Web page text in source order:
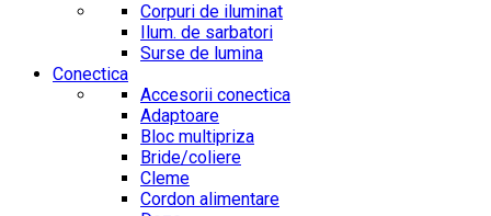
Corpuri de iluminat
Ilum. de sarbatori
Surse de lumina
Conectica
Accesorii conectica
Adaptoare
Bloc multipriza
Bride/coliere
Cleme
Cordon alimentare